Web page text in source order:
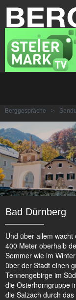
Berggespräche >
Bad Dürnberg
Und über allem
400 Meter oberhalb
Sommer wie im
über der Stadt einen
Tennengebirge im
die Osterhorngruppe
die Salzach durch